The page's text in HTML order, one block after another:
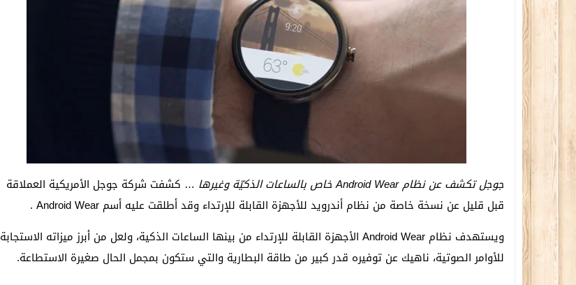
جوجل تكشف عن نظام Android Wear خاص بالساعات الذكيّة وغيرها
… كشفت شركة جوجل الأمريكية العملاقة
قبل قليل عن نسخة خاصة من نظام أندرويد للأجهزة القابلة للإرتداء وقد أطلقت عليه أسم Android Wear .
ويستهدف نظام Android Wear الأجهزة القابلة للإرتداء من بينها الساعات الذكية، ولعل من أبرز ميزاته الاستجابة
للأوامر الصوتية، ناهيك عن توفيره قدر كبير من طاقة البطارية والتي ستكون بمجمل الحال صغيرة الاستطاعة.